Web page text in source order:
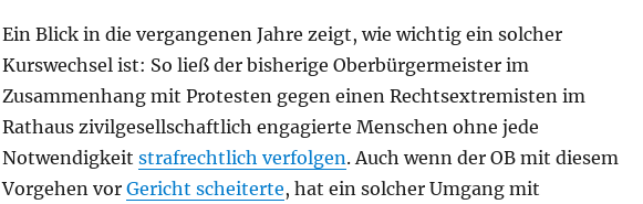
Ein Blick in die vergangenen Jahre zeigt, wie wichtig ein solcher
Kurswechsel ist: So ließ der bisherige Oberbürgermeister im
Zusammenhang mit Protesten gegen einen Rechtsextremisten im
Rathaus zivilgesellschaftlich engagierte Menschen ohne jede
Notwendigkeit strafrechtlich verfolgen. Auch wenn der OB mit diesem
Vorgehen vor Gericht scheiterte, hat ein solcher Umgang mit